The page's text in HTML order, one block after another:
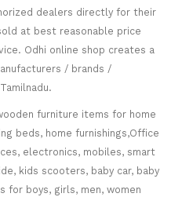
dealers directly for their
at best reasonable price
Odhi online shop creates a
/ brands /
furniture items for home
beds, home furnishings,Office
electronics, mobiles, smart
kids scooters, baby car, baby
for boys, girls, men, women